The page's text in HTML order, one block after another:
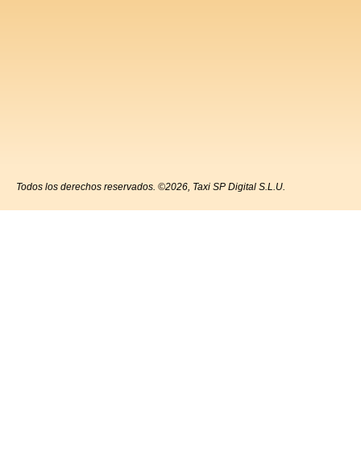
Todos los derechos reservados. ©2026, Taxi SP Digital S.L.U.